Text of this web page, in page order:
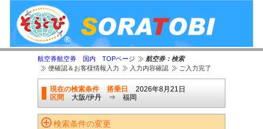
航空券航空券 国内 TOPページ
航空券：検索
便確認＆お客様情報入力
入力内容確認 ご入力完了
現在の検索条件 搭乗日
2026年8月21日
区間
大阪/伊丹 ⇒ 福岡
検索条件の変更